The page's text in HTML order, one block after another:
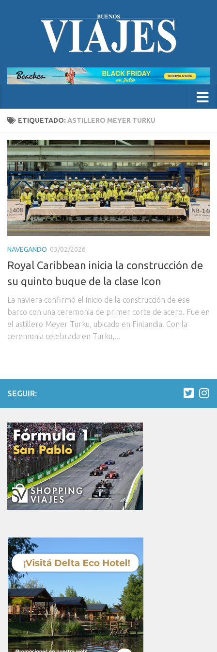
ETIQUETADO: ASTILLERO MEYER TURKU
NAVEGANDO 03/02/2026
Royal Caribbean inicia la construcción de
su quinto buque de la clase Icon
La naviera confirmó el inicio de la construcción de ese
barco con una ceremonia de primer corte de acero. Fue en
el astillero Meyer Turku, ubicado en Finlandia. Con la
ceremonia celebrada en Turku,...
SEGUIR: